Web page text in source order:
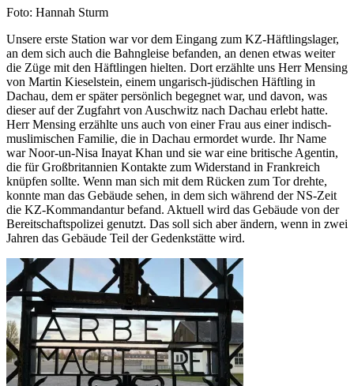
Foto: Hannah Sturm
Unsere erste Station war vor dem Eingang zum KZ-Häftlingslager,
an dem sich auch die Bahngleise befanden, an denen etwas weiter
die Züge mit den Häftlingen hielten. Dort erzählte uns Herr Mensing
von Martin Kieselstein, einem ungarisch-jüdischen Häftling in
Dachau, dem er später persönlich begegnet war, und davon, was
dieser auf der Zugfahrt von Auschwitz nach Dachau erlebt hatte.
Herr Mensing erzählte uns auch von einer Frau aus einer indisch-
muslimischen Familie, die in Dachau ermordet wurde. Ihr Name
war Noor-un-Nisa Inayat Khan und sie war eine britische Agentin,
die für Großbritannien Kontakte zum Widerstand in Frankreich
knüpfen sollte. Wenn man sich mit dem Rücken zum Tor drehte,
konnte man das Gebäude sehen, in dem sich während der NS-Zeit
die KZ-Kommandantur befand. Aktuell wird das Gebäude von der
Bereitschaftspolizei genutzt. Das soll sich aber ändern, wenn in zwei
Jahren das Gebäude Teil der Gedenkstätte wird.